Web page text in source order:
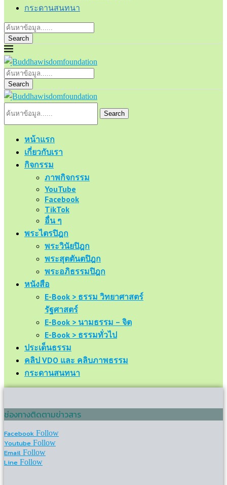
กระดานสนทนา
Search
Search
Search
หน้าแรก
เกี่ยวกับเรา
กิจกรรม
ภาพกิจกรรม
YouTube
Facebook
TikTok
อื่น ๆ
พระไตรปิฎก
พระวินัยปิฎก
พระสุตตันตปิฎก
พระอภิธรรมปิฎก
หนังสือ
E-Book > ธรรม วิทยาศาสตร์
รัฐศาสตร์
E-Book > นามธรรม – จิต
E-Book > ธรรมทั่วไป
ประเด็นธรรม
คลิป VDO และ คลิบภาพธรรม
กระดานสนทนา
ช่องทางติดตามข่าวสาร
Facebook Follow
Youtube Follow
Email Follow
Line Follow